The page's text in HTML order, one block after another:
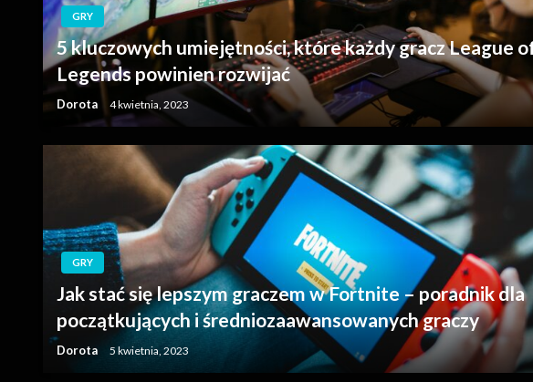
GRY
5 kluczowych umiejętności, które każdy gracz League
Legends powinien rozwijać
Dorota 4 kwietnia, 2023
GRY
Jak stać się lepszym graczem w Fortnite – poradnik dla
początkujących i średniozaawansowanych graczy
Dorota 5 kwietnia, 2023